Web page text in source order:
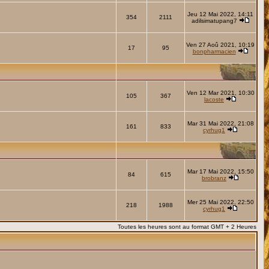
354 2111
Jeu 12 Mai 2022, 14:11
adilsimatupang7
17 95
Ven 27 Aoû 2021, 10:19
bonpharmacien
105 367
Ven 12 Mar 2021, 10:30
lacoste
161 833
Mar 31 Mai 2022, 21:08
cyrhug1
84 615
Mar 17 Mai 2022, 15:50
brobranz
218 1988
Mer 25 Mai 2022, 22:50
cyrhug1
Toutes les heures sont au format GMT + 2 Heures